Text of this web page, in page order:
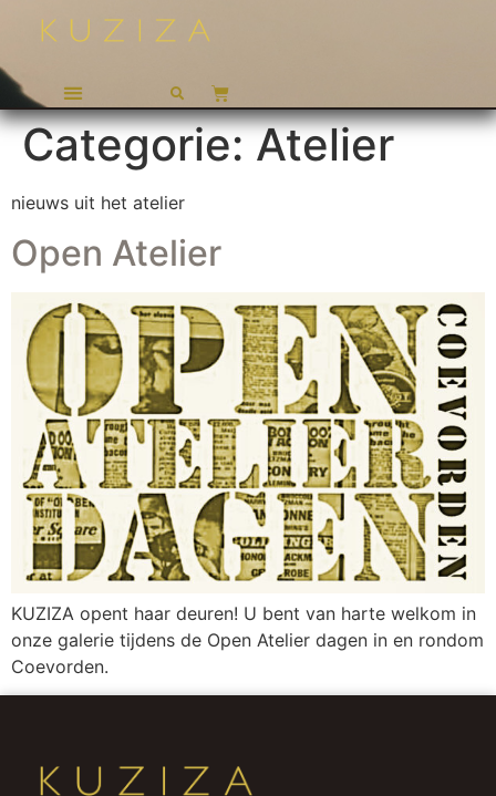
Categorie:Atelier
nieuws uit het atelier
Open Atelier
KUZIZA opent haar deuren! U bent van harte welkom in
onze galerie tijdens de Open Atelier dagen in en rondom
Coevorden.